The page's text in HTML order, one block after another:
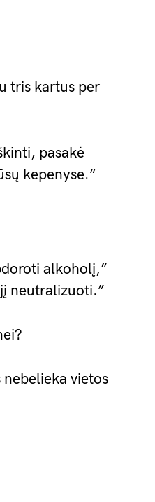
tris kartus per
pasakė
kepenyse.”
alkoholį,”
neutralizuoti.”
nebelieka vietos